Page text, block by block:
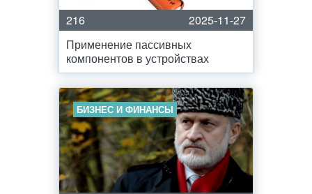
216
2025-11-27
Применение пассивных
компонентов в устройствах
БИЗНЕС И ФИНАНСЫ